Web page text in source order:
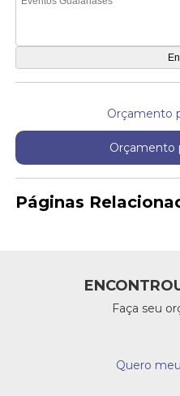
Orçamento
Orçamento
Páginas
Faça seu
Quero